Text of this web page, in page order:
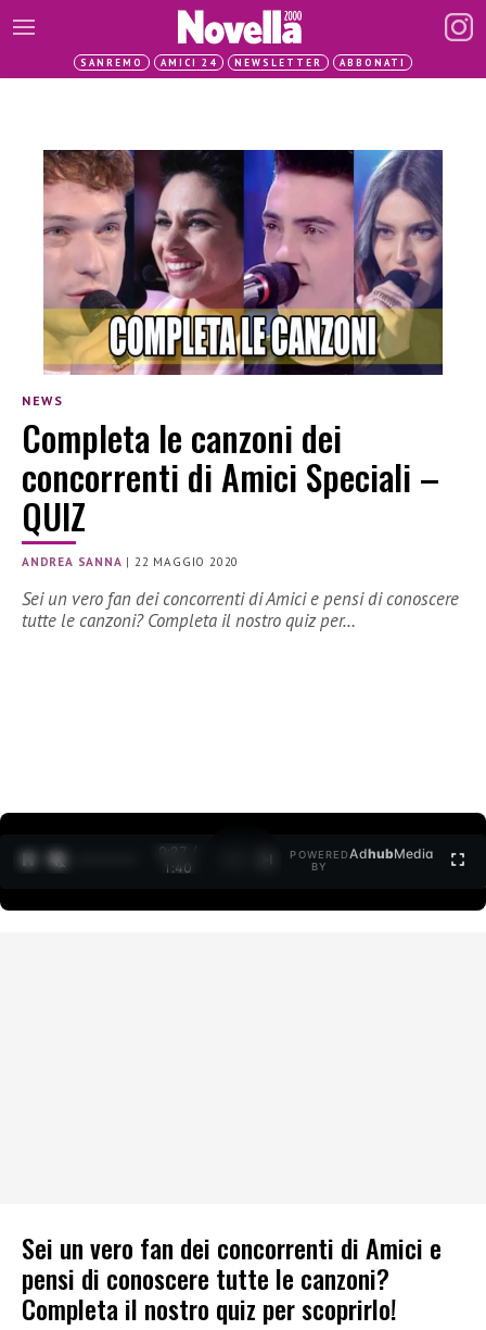
SANREMO AMICI 24 NEWSLETTER ABBONATI
NEWS
Completa le canzoni dei
concorrenti di Amici Speciali –
QUIZ
ANDREA SANNA |22 MAGGIO 2020
Sei un vero fan dei concorrenti di Amici e pensi di conoscere
tutte le canzoni? Completa il nostro quiz per…
0:27 /
1:40
POWERED
BY
AdhubMedia
Sei un vero fan dei concorrenti di Amici e
pensi di conoscere tutte le canzoni?
Completa il nostro quiz per scoprirlo!